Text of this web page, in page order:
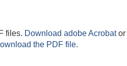
files. Download adobe Acrobator
the PDF file.